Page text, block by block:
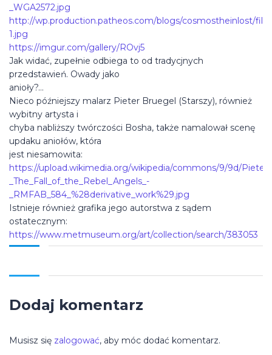
_WGA2572.jpg
http://wp.production.patheos.com/blogs/cosmostheinlost/
1.jpg
https://imgur.com/gallery/ROvj5
Jak widać, zupełnie odbiega to od tradycjnych
przedstawień. Owady jako
anioły?…
Nieco późniejszy malarz Pieter Bruegel (Starszy), również
wybitny artysta i
chyba nabliższy twórczości Bosha, także namalował scenę
updaku aniołów, która
jest niesamowita:
https://upload.wikimedia.org/wikipedia/commons/9/9d/
_The_Fall_of_the_Rebel_Angels_-
_RMFAB_584_%28derivative_work%29.jpg
Istnieje również grafika jego autorstwa z sądem
ostatecznym:
https://www.metmuseum.org/art/collection/search/383053
Dodaj komentarz
Musisz się zalogować, aby móc dodać komentarz.